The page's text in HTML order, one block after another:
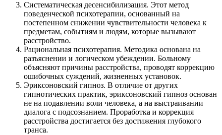
Систематическая десенсибилизация. Этот метод
поведенческой психотерапии, основанный на
постепенном снижении чувствительности человека к
предметам, событиям и людям, которые вызывают
расстройство.
Рациональная психотерапия. Методика основана на
разъяснении и логическом убеждении. Больному
объясняют причины расстройства, проводят коррекцию
ошибочных суждений, жизненных установок.
Эриксоновский гипноз. В отличие от других
гипнотических практик, эриксоновский гипноз основан
не на подавлении воли человека, а на выстраивании
диалога с подсознанием. Проработка и коррекция
расстройства достигается без достижения глубокого
транса.